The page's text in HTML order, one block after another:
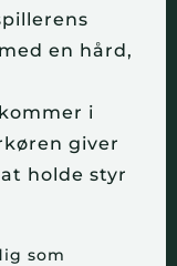
en hård,
i
giver
holde styr
som